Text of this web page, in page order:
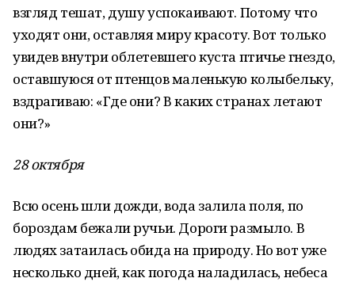
взгляд тешат, душу успокаивают. Потому что
уходят они, оставляя миру красоту. Вот только
увидев внутри облетевшего куста птичье гнездо,
оставшуюся от птенцов маленькую колыбельку,
вздрагиваю: «Где они? В каких странах летают
они?»
28 октября
Всю осень шли дожди, вода залила поля, по
бороздам бежали ручьи. Дороги размыло. В
людях затаилась обида на природу. Но вот уже
несколько дней, как погода наладилась, небеса